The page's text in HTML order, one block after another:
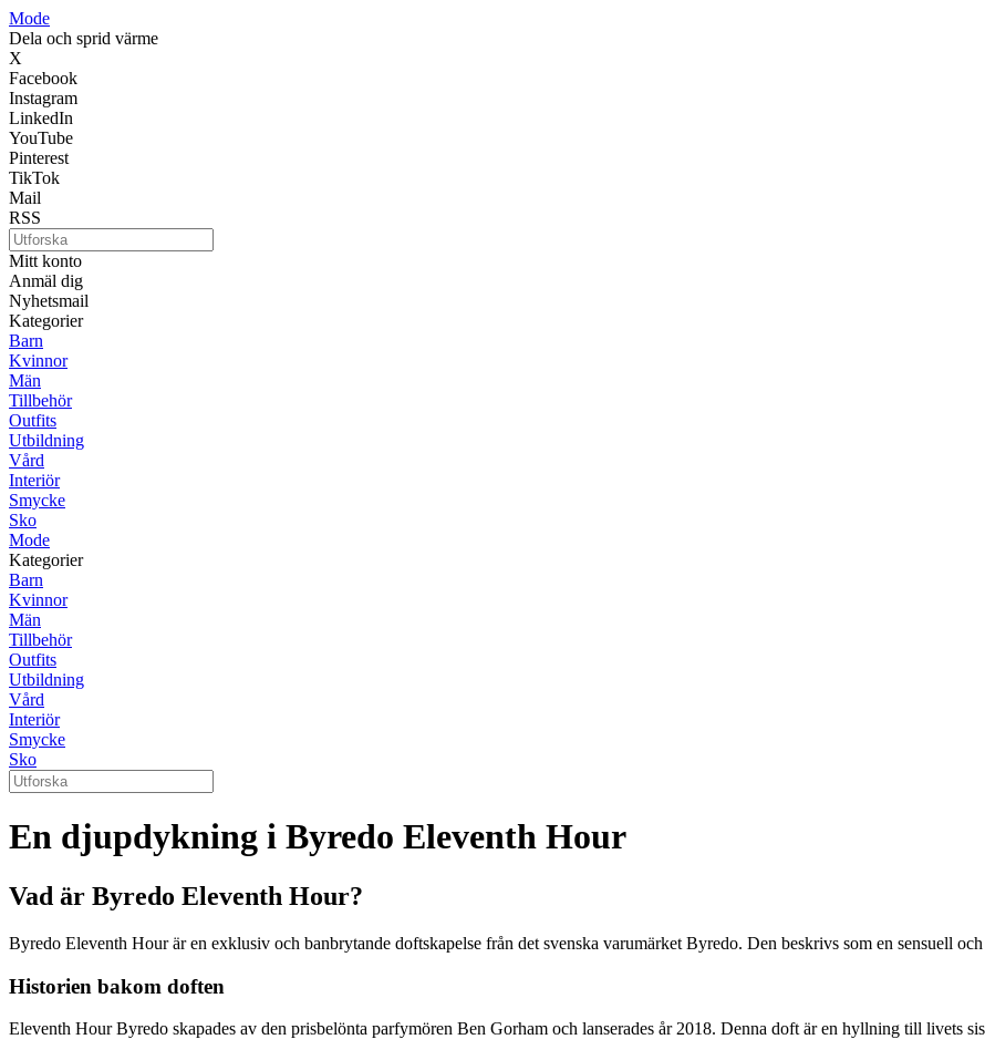
Mode
Dela och sprid värme
X
Facebook
Instagram
LinkedIn
YouTube
Pinterest
TikTok
Mail
RSS
Mitt konto
Anmäl dig
Nyhetsmail
Kategorier
Barn
Kvinnor
Män
Tillbehör
Outfits
Utbildning
Vård
Interiör
Smycke
Sko
Mode
Kategorier
Barn
Kvinnor
Män
Tillbehör
Outfits
Utbildning
Vård
Interiör
Smycke
Sko
En djupdykning i Byredo Eleventh Hour
Vad är Byredo Eleventh Hour?
Byredo Eleventh Hour är en exklusiv och banbrytande doftskapelse från det svenska varumärket Byredo. Den beskrivs som en sensuell
Historien bakom doften
Eleventh Hour Byredo skapades av den prisbelönta parfymören Ben Gorham och lanserades år 2018. Denna doft är en hyllning till livets